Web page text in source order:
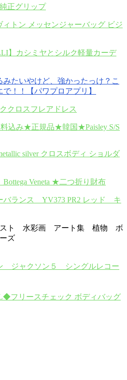
正グリップ
ィトン メッセンジャーバッグ ビジ
】カシミヤとシルク軽量カーデ
みたいやけど、強かったっけ？こ
！！【パワプロアプリ】
クロスフレアドレス
込み★正規品★韓国★Paisley S/S
silver クロスボディ ショルダ
Bottega Veneta ★二つ折り財布
ランス YV373 PR2 レッド キ
ト 水彩画 アート集 植物 ボ
ズ
ジャクソン５ シングルレコー
フリースチェック ボディバッグ